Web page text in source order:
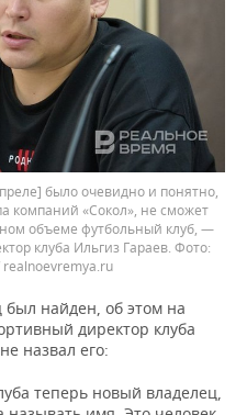
было очевидно и понятно,
компаний «Сокол», не сможет
объеме футбольный клуб, —
клуба Ильгиз Гараев.
найден, об этом на
директор клуба
назвал его:
теперь новый владелец,